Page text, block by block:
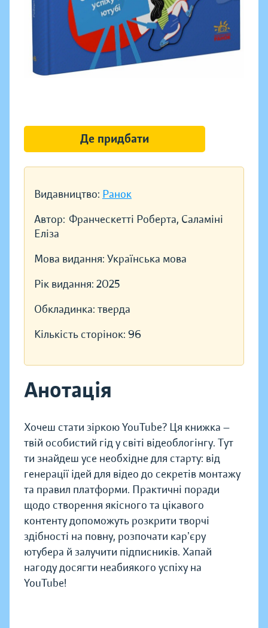
Видавництво: Ранок
Автор: Франческетті Роберта, Саламіні
Еліза
Мова видання: Українська мова
Рік видання: 2025
Обкладинка: тверда
Кількість сторінок: 96
Анотація
Хочеш стати зіркою YouTube? Ця книжка —
твій особистий гід у світі відеоблогінгу. Тут
ти знайдеш усе необхідне для старту: від
генерації ідей для відео до секретів монтажу
та правил платформи. Практичні поради
щодо створення якісного та цікавого
контенту допоможуть розкрити творчі
здібності на повну, розпочати карʼєру
ютубера й залучити підписників. Хапай
нагоду досягти неабиякого успіху на
YouTube!
Де придбати